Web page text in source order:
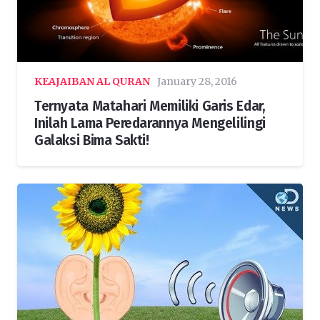
KEAJAIBAN AL QURAN January 28, 2016
Ternyata Matahari Memiliki Garis Edar,
Inilah Lama Peredarannya Mengelilingi
Galaksi Bima Sakti!